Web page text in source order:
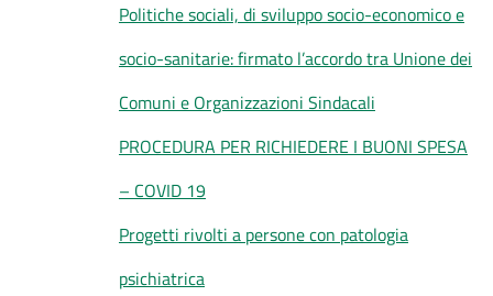
Politiche sociali, di sviluppo socio-economico e
socio-sanitarie: firmato l’accordo tra Unione dei
Comuni e Organizzazioni Sindacali
PROCEDURA PER RICHIEDERE I BUONI SPESA
– COVID 19
Progetti rivolti a persone con patologia
psichiatrica